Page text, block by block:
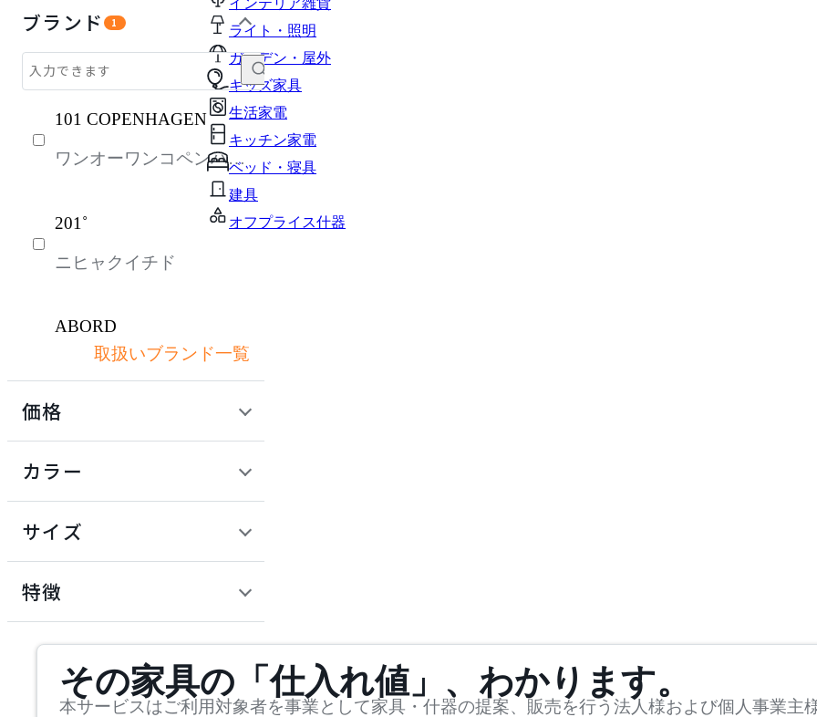
インテリア雑貨
ライト・照明
ガーデン・屋外
キッズ家具
生活家電
キッチン家電
ベッド・寝具
建具
オフプライス什器
収納家具
インテリア雑貨
ガーデン・屋外
パーソナルブース・集中ブース
キッチン家電
オフプライス什器
ブランド 1
101 COPENHAGEN
ワンオーワンコペンハー
201˚
ニヒャクイチド
ABORD
アボール
アクメファニチャー
ADAL
アダルトータルインテリ
アコレクション
取扱いブランド一覧
価格
カラー
サイズ
mm
検索
~
特徴
その家具の「仕入れ値」、わかります。
本サービスはご利用対象者を事業として家具・什器の提案、販売を行う法人様および個人事業主